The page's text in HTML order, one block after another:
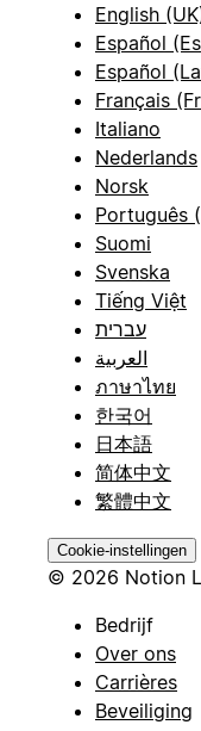
English
Español
Español
Français
Italiano
Nederlands
Norsk
Português
Suomi
Svenska
Tiếng Việt
עברית
العربية
ภาษาไทย
한국어
日本語
简体中文
繁體中文
Cookie-instellingen
© 2026 Notion
Bedrijf
Over ons
Carrières
Beveiliging